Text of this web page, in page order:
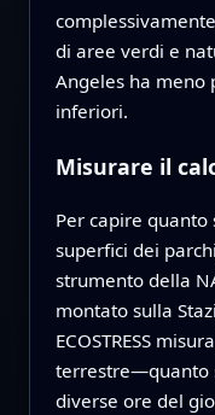
di aree verdi e
Angeles ha meno
inferiori.
Misurare il
Per capire
superfici dei
strumento della
montato sulla
ECOSTRESS
terrestre—quanto
diverse ore del